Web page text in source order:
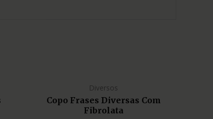
Diversos
Copo Frases Diversas Com
Fibrolata